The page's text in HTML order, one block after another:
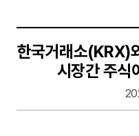
한국거래소(KRX)
시장간 주식